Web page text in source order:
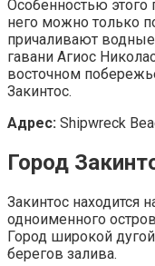
Особенностью этого
него можно только
причаливают водные
гавани Агиос
восточном
Закинтос.
Адрес: Shipwreck
Город
Закинтос находится
одноименного
Город широкой
берегов залива.